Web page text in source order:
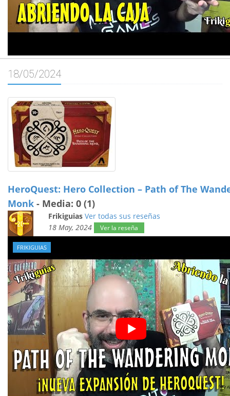
18/05/2024
HeroQuest: Hero Collection – Path of The
Monk - Media: 0 (1)
Frikiguias Ver todas sus reseñas
18 May, 2024
Ver la reseña
FRIKIGUIAS